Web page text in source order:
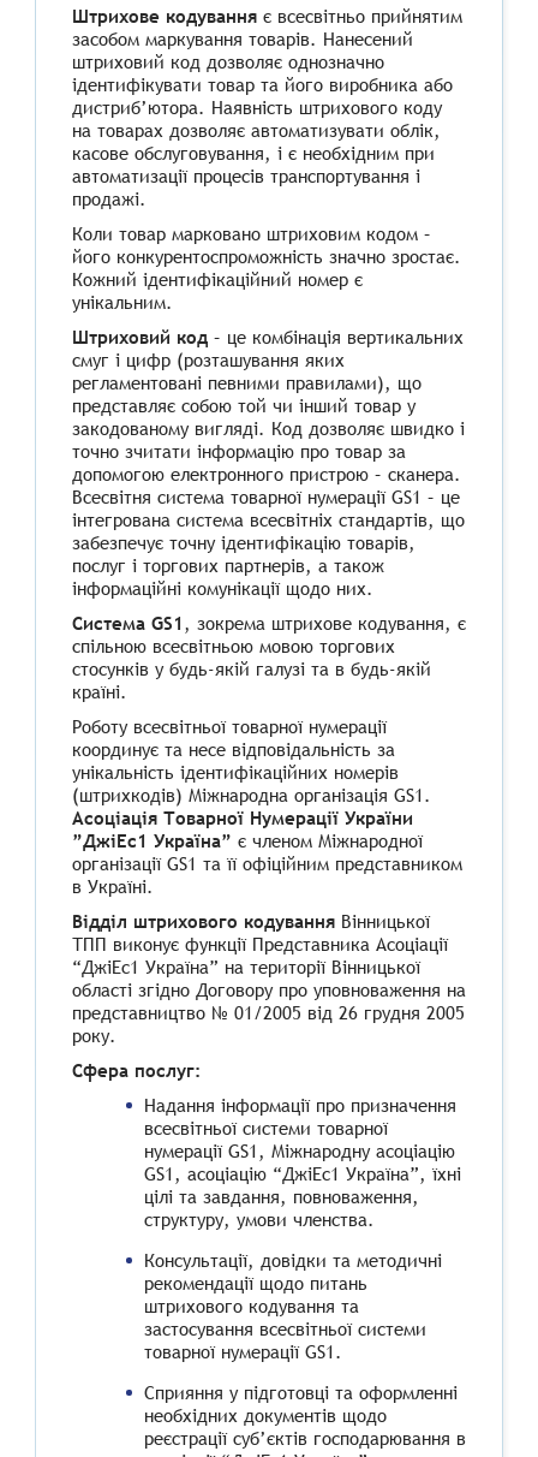
Штрихове кодування є всесвітньо прийнятим
засобом маркування товарів. Нанесений
штриховий код дозволяє однозначно
ідентифікувати товар та його виробника або
дистриб’ютора. Наявність штрихового коду
на товарах дозволяє автоматизувати облік,
касове обслуговування, і є необхідним при
автоматизації процесів транспортування і
продажі.
Коли товар марковано штриховим кодом –
його конкурентоспроможність значно зростає.
Кожний ідентифікаційний номер є
унікальним.
Штриховий код – це комбінація вертикальних
смуг і цифр (розташування яких
регламентовані певними правилами), що
представляє собою той чи інший товар у
закодованому вигляді. Код дозволяє швидко і
точно зчитати інформацію про товар за
допомогою електронного пристрою – сканера.
Всесвітня система товарної нумерації GS1 – це
інтегрована система всесвітніх стандартів, що
забезпечує точну ідентифікацію товарів,
послуг і торгових партнерів, а також
інформаційні комунікації щодо них.
Система GS1 , зокрема штрихове кодування, є
спільною всесвітньою мовою торгових
стосунків у будь-якій галузі та в будь-якій
країні.
Роботу всесвітньої товарної нумерації
координує та несе відповідальність за
унікальність ідентифікаційних номерів
(штрихкодів) Міжнародна організація GS1.
Асоціація Товарної Нумерації України
”ДжіЕс1 Україна” є членом Міжнародної
організації GS1 та її офіційним представником
в Україні.
Відділ штрихового кодування Вінницької
ТПП виконує функції Предcтавника Асоціації
“ДжіЕс1 Україна” на території Вінницької
області згідно Договору про уповноваження на
представництво № 01/2005 від 26 грудня 2005
року.
Сфера послуг:
Надання інформації про призначення
всесвітньої системи товарної
нумерації GS1, Міжнародну асоціацію
GS1, асоціацію “ДжіЕс1 Україна”, їхні
цілі та завдання, повноваження,
структуру, умови членства.
Консультації, довідки та методичні
рекомендації щодо питань
штрихового кодування та
застосування всесвітньої системи
товарної нумерації GS1.
Сприяння у підготовці та оформленні
необхідних документів щодо
реєстрації суб’єктів господарювання в